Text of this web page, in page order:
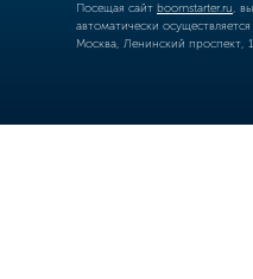
Посещая сайт boomstarter.ru ,
автоматически
Москва, Ленинский проспект,